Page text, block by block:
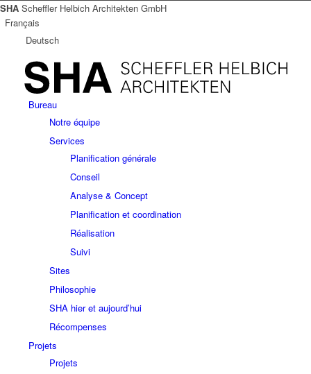
SHA Scheffler Helbich Architekten GmbH
Français
Deutsch
Bureau
Notre équipe
Services
Planification générale
Conseil
Analyse & Concept
Planification et coordination
Réalisation
Suivi
Sites
Philosophie
SHA hier et aujourd’hui
Récompenses
Projets
Projets